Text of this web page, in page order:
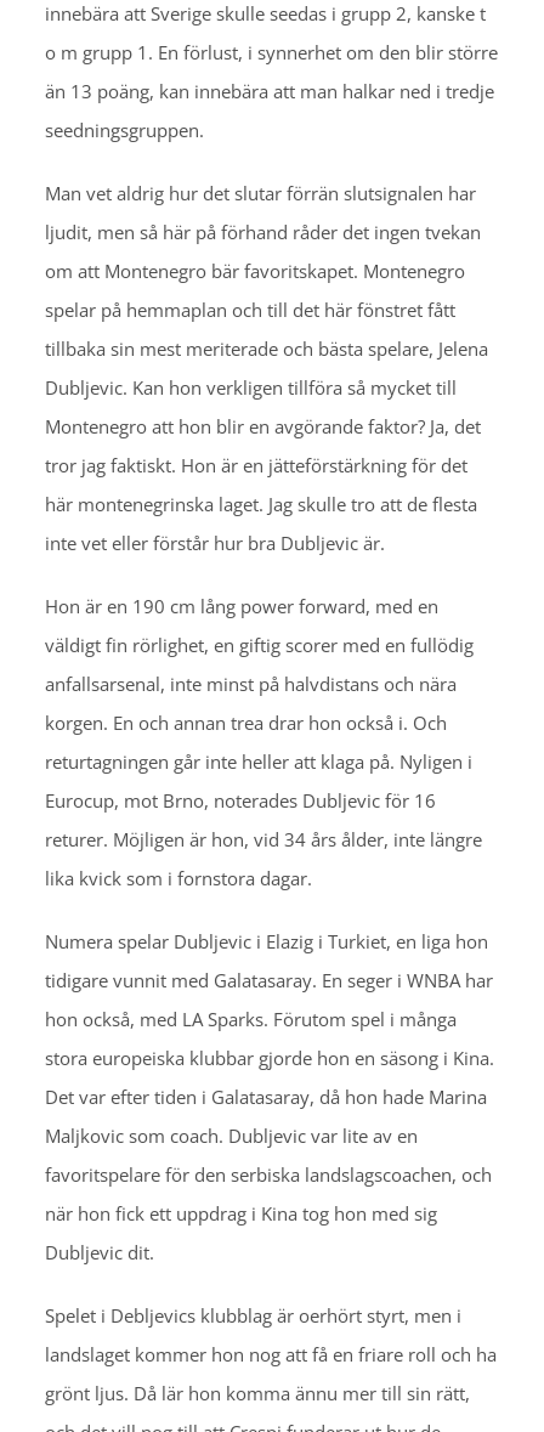
innebära att Sverige skulle seedas i grupp 2, kanske t
o m grupp 1. En förlust, i synnerhet om den blir större
än 13 poäng, kan innebära att man halkar ned i tredje
seedningsgruppen.
Man vet aldrig hur det slutar förrän slutsignalen har
ljudit, men så här på förhand råder det ingen tvekan
om att Montenegro bär favoritskapet. Montenegro
spelar på hemmaplan och till det här fönstret fått
tillbaka sin mest meriterade och bästa spelare, Jelena
Dubljevic. Kan hon verkligen tillföra så mycket till
Montenegro att hon blir en avgörande faktor? Ja, det
tror jag faktiskt. Hon är en jätteförstärkning för det
här montenegrinska laget. Jag skulle tro att de flesta
inte vet eller förstår hur bra Dubljevic är.
Hon är en 190 cm lång power forward, med en
väldigt fin rörlighet, en giftig scorer med en fullödig
anfallsarsenal, inte minst på halvdistans och nära
korgen. En och annan trea drar hon också i. Och
returtagningen går inte heller att klaga på. Nyligen i
Eurocup, mot Brno, noterades Dubljevic för 16
returer. Möjligen är hon, vid 34 års ålder, inte längre
lika kvick som i fornstora dagar.
Numera spelar Dubljevic i Elazig i Turkiet, en liga hon
tidigare vunnit med Galatasaray. En seger i WNBA har
hon också, med LA Sparks. Förutom spel i många
stora europeiska klubbar gjorde hon en säsong i Kina.
Det var efter tiden i Galatasaray, då hon hade Marina
Maljkovic som coach. Dubljevic var lite av en
favoritspelare för den serbiska landslagscoachen, och
när hon fick ett uppdrag i Kina tog hon med sig
Dubljevic dit.
Spelet i Debljevics klubblag är oerhört styrt, men i
landslaget kommer hon nog att få en friare roll och ha
grönt ljus. Då lär hon komma ännu mer till sin rätt,